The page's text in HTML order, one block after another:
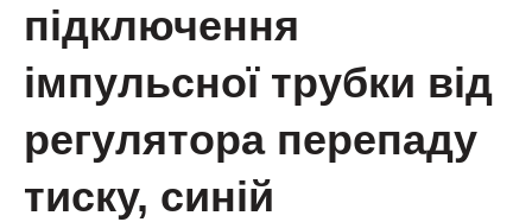
підключення
імпульсної трубки від
регулятора перепаду
тиску, синій